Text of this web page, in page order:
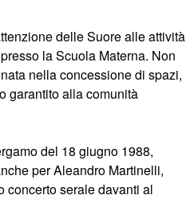
delle Suore alle attività
la Scuola Materna. Non
nella concessione di spazi,
garantito alla comunità
del 18 giugno 1988,
per Aleandro Martinelli,
concerto serale davanti al